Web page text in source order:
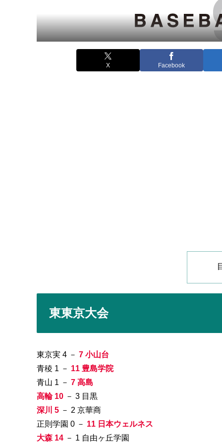
X Facebook
東東京大会
東京実 4 － 7 小山台
青稜 1 － 11 豊島学院
青山 1 － 7 高島
高輪 10 － 3 目黒
深川 5 － 2 京華商
正則学園 0 － 11 日本ウェルネス
大森 14 － 1 自由ヶ丘学園